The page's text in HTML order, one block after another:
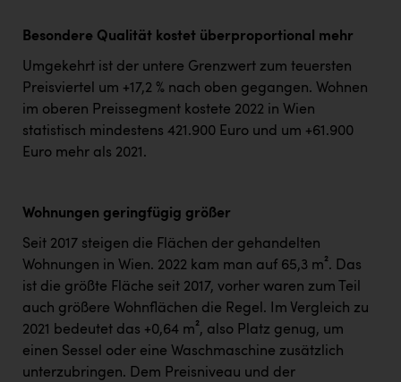
Besondere Qualität kostet überproportional mehr
Umgekehrt ist der untere Grenzwert zum teuersten
Preisviertel um +17,2 % nach oben gegangen. Wohnen
im oberen Preissegment kostete 2022 in Wien
statistisch mindestens 421.900 Euro und um +61.900
Euro mehr als 2021.
Wohnungen geringfügig größer
Seit 2017 steigen die Flächen der gehandelten
Wohnungen in Wien. 2022 kam man auf 65,3 m². Das
ist die größte Fläche seit 2017, vorher waren zum Teil
auch größere Wohnflächen die Regel. Im Vergleich zu
2021 bedeutet das +0,64 m², also Platz genug, um
einen Sessel oder eine Waschmaschine zusätzlich
unterzubringen. Dem Preisniveau und der